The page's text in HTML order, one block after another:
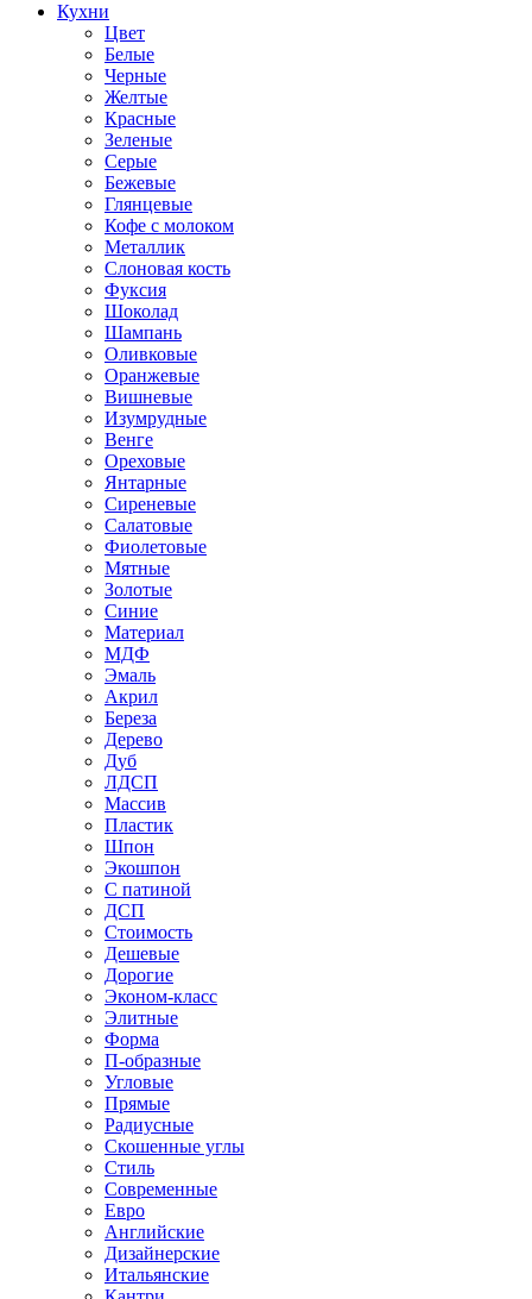
Кухни
Цвет
Белые
Черные
Желтые
Красные
Зеленые
Серые
Бежевые
Глянцевые
Кофе с молоком
Металлик
Слоновая кость
Фуксия
Шоколад
Шампань
Оливковые
Оранжевые
Вишневые
Изумрудные
Венге
Ореховые
Янтарные
Сиреневые
Салатовые
Фиолетовые
Мятные
Золотые
Синие
Материал
МДФ
Эмаль
Акрил
Береза
Дерево
Дуб
ЛДСП
Массив
Пластик
Шпон
Экошпон
С патиной
ДСП
Стоимость
Дешевые
Дорогие
Эконом-класс
Элитные
Форма
П-образные
Угловые
Прямые
Радиусные
Скошенные углы
Стиль
Современные
Евро
Английские
Дизайнерские
Итальянские